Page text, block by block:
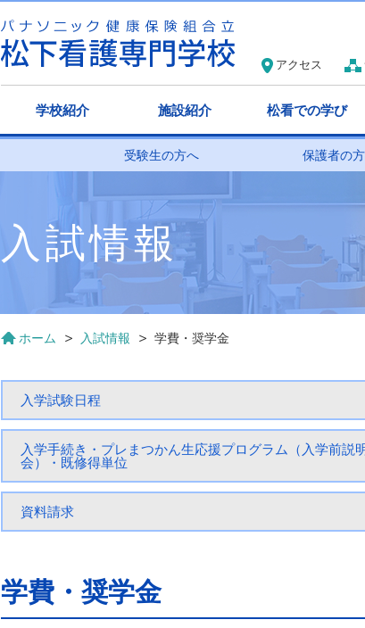
アクセス
学校紹介 施設紹介 松看での学び
受験生の方へ 保護者の
入試情報
ホーム 入試情報 学費・奨学金
入学試験日程
入学手続き・プレまつかん生応援プログラム（入学前説
会）・既修得単位
資料請求
学費・奨学金